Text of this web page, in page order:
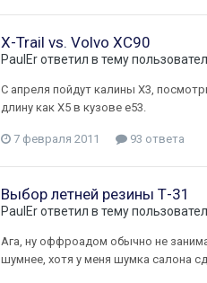
X-Trail vs. Volvo XC90
PaulErответил в тему
С апреля пойдут калины Х3,
длину как Х5 в кузове е53.
7 февраля 2011 93 ответа
Выбор летней резины Т-31
PaulErответил в тему
Ага, ну оффроадом обычно не
шумнее, хотя у меня шумка салона